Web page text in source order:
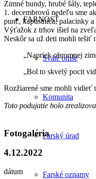
FARNOSŤ
Sväté omše
Komunita
Farský úrad
Farské oznamy
Zimné bundy, hrubé šály,
1. decembrovú nedeľu sme
punč, kapustnica, palacinky
Výťažok z trhov išiel na
Neskôr sa už deti mohli tešiť
„Napriek ohromnej
„Bol to skvelý pocit
Rozžiarené sme mohli vidieť
Toto podujatie bolo
Fotogaléria
4.12.2022
dátum